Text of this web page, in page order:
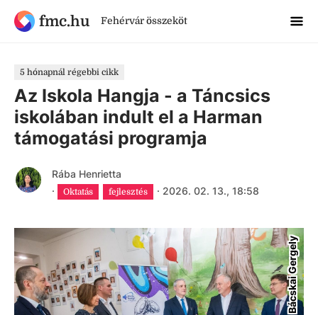
fmc.hu Fehérvár összeköt
5 hónapnál régebbi cikk
Az Iskola Hangja - a Táncsics
iskolában indult el a Harman
támogatási programja
Rába Henrietta
·
Oktatás fejlesztés · 2026. 02. 13., 18:58
Bácskai Gergely